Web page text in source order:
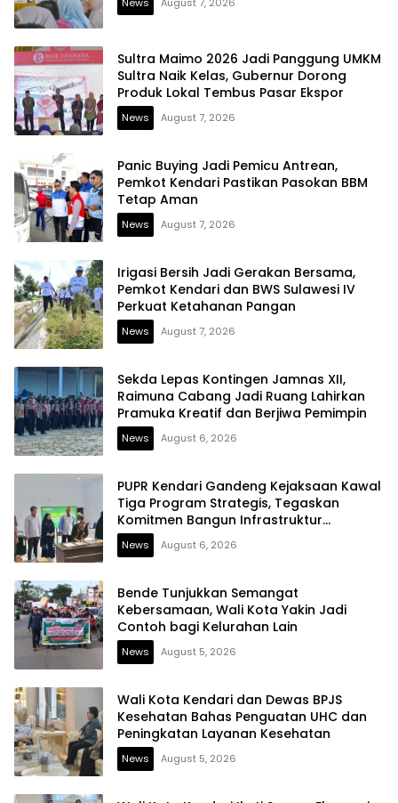
Sultra Maimo 2026 Jadi Panggung UMKM
Sultra Naik Kelas, Gubernur Dorong
Produk Lokal Tembus Pasar Ekspor
News August 7, 2026
Panic Buying Jadi Pemicu Antrean,
Pemkot Kendari Pastikan Pasokan BBM
Tetap Aman
News August 7, 2026
Irigasi Bersih Jadi Gerakan Bersama,
Pemkot Kendari dan BWS Sulawesi IV
Perkuat Ketahanan Pangan
News August 7, 2026
Sekda Lepas Kontingen Jamnas XII,
Raimuna Cabang Jadi Ruang Lahirkan
Pramuka Kreatif dan Berjiwa Pemimpin
News August 6, 2026
PUPR Kendari Gandeng Kejaksaan Kawal
Tiga Program Strategis, Tegaskan
Komitmen Bangun Infrastruktur
Berintegritas
News August 6, 2026
Bende Tunjukkan Semangat
Kebersamaan, Wali Kota Yakin Jadi
Contoh bagi Kelurahan Lain
News August 5, 2026
Wali Kota Kendari dan Dewas BPJS
Kesehatan Bahas Penguatan UHC dan
Peningkatan Layanan Kesehatan
News August 5, 2026